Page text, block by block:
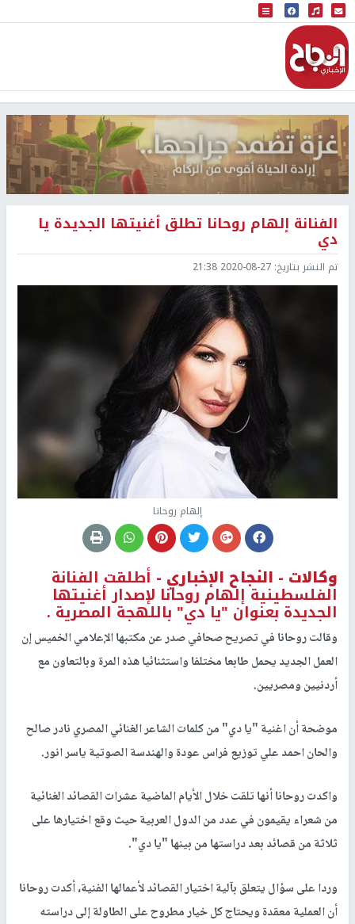
البث المباشر
إذاعة النجاح
الفنانة إلهام روحانا تطلق أغنيتها الجديدة يا
دي
تم النشر بتاريخ: 2020-08-27 21:38
إلهام روحانا
وكالات - النجاح الإخباري - أطلقت الفنانة
الفلسطينية إلهام روحانا لإصدار أغنيتها
الجديدة بعنوان "يا دي" باللهجة المصرية .
وقالت روحانا في تصريح صحافي صدر عن مكتبها الإعلامي الخميس إن
العمل الجديد يحمل طابعا مختلفا واستثنائيا هذه المرة وبالتعاون مع
أردنيين ومصريين.
موضحة أن اغنية "يا دي" من كلمات الشاعر الغنائي المصري نادر صالح
والحان احمد علي توزيع فراس عودة والهندسة الصوتية ياسر انور.
واكدت روحانا أنها تلقت خلال الأيام الماضية عشرات القصائد الغنائية
من شعراء يقيمون في عدد من الدول العربية حيث وقع اختيارها على
ثلاثة من قصائد بعد دراستها من بينها "يا دي".
وردا على سؤال يتعلق بآلية اختيار القصائد لأعمالها الفنية، أكدت روحانا
أن العملية معقدة ويحتاج كل خيار مطروح على الطاولة إلى دراسته